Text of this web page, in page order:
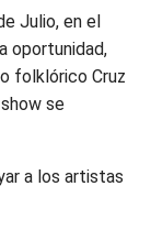
Julio, en el
oportunidad,
folklórico Cruz
se
a los artistas